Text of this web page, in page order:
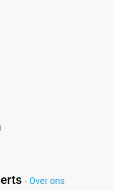
- Over ons